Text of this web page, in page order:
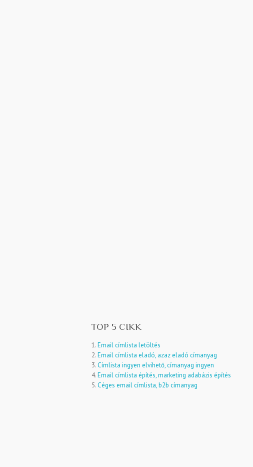
TOP 5 CIKK
1.Email címlista letöltés
2.Email címlista eladó, azaz eladó címanyag
3.Címlista ingyen elvihető, címanyag ingyen
4.Email címlista építés, marketing adabázis építés
5.Céges email címlista, b2b címanyag